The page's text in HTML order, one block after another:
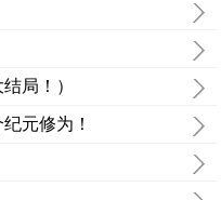
局！）
元修为！